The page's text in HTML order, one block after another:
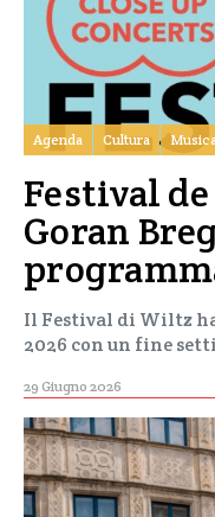
Agenda Cultura
Festival
Goran
Il Festival di Wiltz
2026 con un fine
29 Giugno 2026